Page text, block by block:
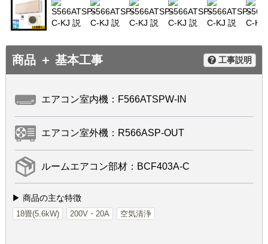
商品 ＋ 基本工事 工事説明
エアコン室内機：F566ATSPW-IN
エアコン室外機：R566ASP-OUT
ルームエアコン部材：BCF403A-C
▶ 商品の主な特徴
18畳(5.6kW) 200V・20A 空気清浄